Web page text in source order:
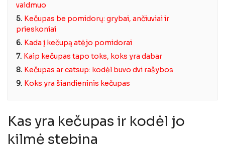
vaidmuo
5. Kečupas be pomidorų: grybai, ančiuviai ir
prieskoniai
6. Kada į kečupą atėjo pomidorai
7. Kaip kečupas tapo toks, koks yra dabar
8. Kečupas ar catsup: kodėl buvo dvi rašybos
9. Koks yra šiandieninis kečupas
Kas yra kečupas ir kodėl jo
kilmė stebina